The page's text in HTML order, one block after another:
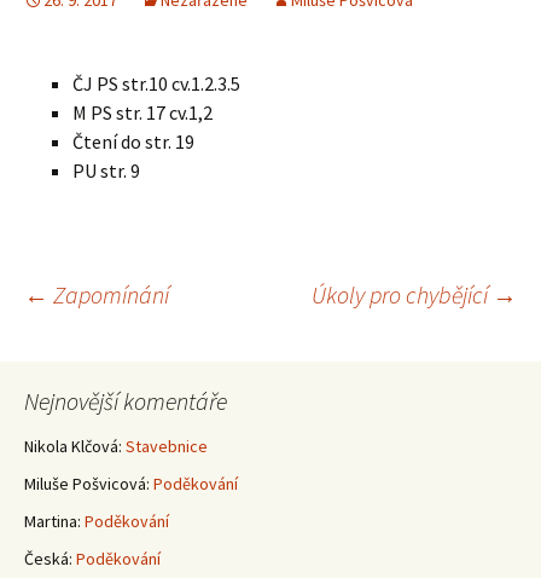
ČJ PS str.10 cv.1.2.3.5
M PS str. 17 cv.1,2
Čtení do str. 19
PU str. 9
Navigace
pro
příspěvky
← Zapomínání Úkoly pro chybějící →
Nejnovější komentáře
Nikola Klčová: Stavebnice
Miluše Pošvicová: Poděkování
Martina: Poděkování
Česká: Poděkování